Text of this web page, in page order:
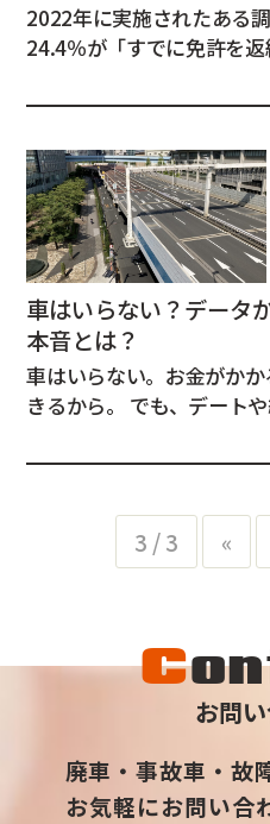
2022年に実施されたある
24.4％が「すでに免許を
なると誰しも判断力が衰
感じ始めたら、免許証の
車はいらない？データ
本音とは？
車はいらない。お金がか
きるから。 でも、デートや結婚、子育てを考えたら、
かな・・。車はいらない
は、20代、30代にフォー
3 / 3 «
C
お問
廃車・事故車・故
お気軽にお問い合